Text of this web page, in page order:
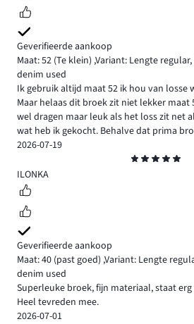
Geverifieerde aankoop
Maat: 52 (Te klein) ,Variant: Lengte regular,
denim used
Ik gebruik altijd maat 52 ik hou van losse
Maar helaas dit broek zit niet lekker maat
wel dragen maar leuk als het loss zit net
wat heb ik gekocht. Behalve dat prima
2026-07-19
5
ILONKA
Geverifieerde aankoop
Maat: 40 (past goed) ,Variant: Lengte
denim used
Superleuke broek, fijn materiaal, staat
Heel tevreden mee.
2026-07-01